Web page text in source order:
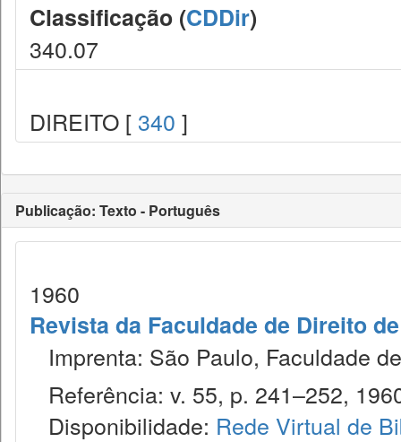
Classificação (CDDir)
340.07
DIREITO [ 340 ]
Publicação: Texto - Português
1960
Revista da Faculdade de Direito
Imprenta: São Paulo, Faculdade
Referência: v. 55, p. 241–252,
Disponibilidade: Rede Virtual de